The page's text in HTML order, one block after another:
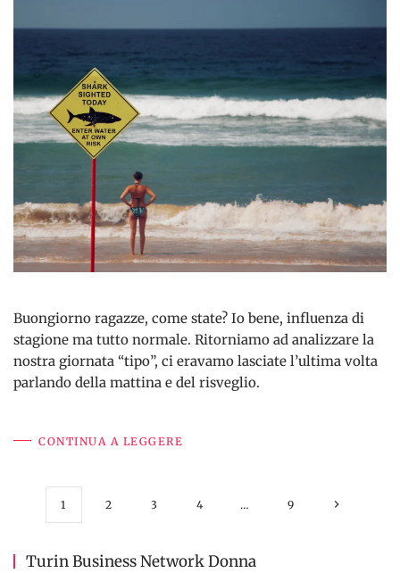
Buongiorno ragazze, come state? Io bene, influenza di
stagione ma tutto normale. Ritorniamo ad analizzare la
nostra giornata “tipo”, ci eravamo lasciate l’ultima volta
parlando della mattina e del risveglio.
CONTINUA A LEGGERE
1 2 3 4 … 9
Turin Business Network Donna